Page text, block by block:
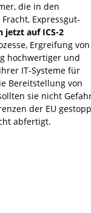
die in den
Expressgut-
jetzt auf ICS-2
Ergreifung von
hochwertiger und
IT-Systeme für
Bereitstellung von
sie nicht
der EU
abfertigt.